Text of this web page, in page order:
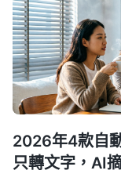
2026年4款自
只轉文字，AI